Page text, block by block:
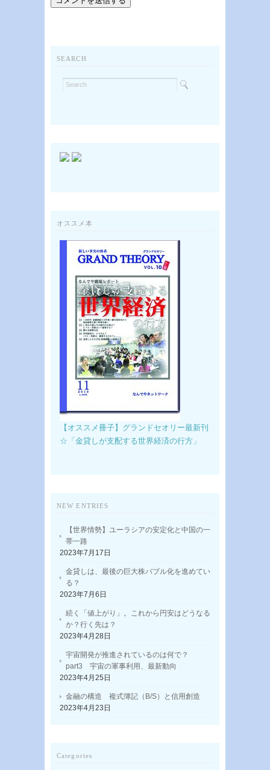
SEARCH
オススメ本
【オススメ冊子】グランドセオリー最新刊
☆「金貸しが支配する世界経済の行方」
NEW ENTRIES
【世界情勢】ユーラシアの安定化と中国の一
帯一路
2023年7月17日
金貸しは、最後の巨大株バブル化を進めてい
る？
2023年7月6日
続く「値上がり」。これから円安はどうなる
か？行く先は？
2023年4月28日
宇宙開発が推進されているのは何で？
part3 宇宙の軍事利用、最新動向
2023年4月25日
金融の構造 複式簿記（B/S）と信用創造
2023年4月23日
Categories